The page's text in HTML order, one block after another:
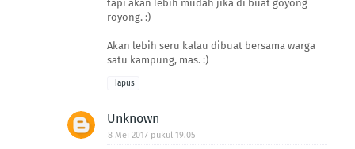
tapi akan lebih mudah jika di buat goyong
royong. :)
Akan lebih seru kalau dibuat bersama warga
satu kampung, mas. :)
Hapus
Unknown
8 Mei 2017 pukul 19.05